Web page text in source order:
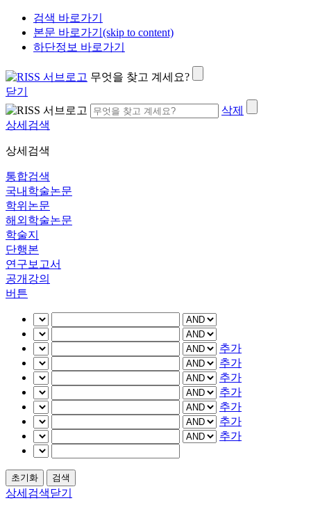
검색 바로가기
본문 바로가기(skip to content)
하단정보 바로가기
무엇을 찾고 계세요?
닫기
삭제
상세검색
상세검색
통합검색
국내학술논문
학위논문
해외학술논문
학술지
단행본
연구보고서
공개강의
버튼
추가
추가
추가
추가
추가
추가
추가
상세검색닫기